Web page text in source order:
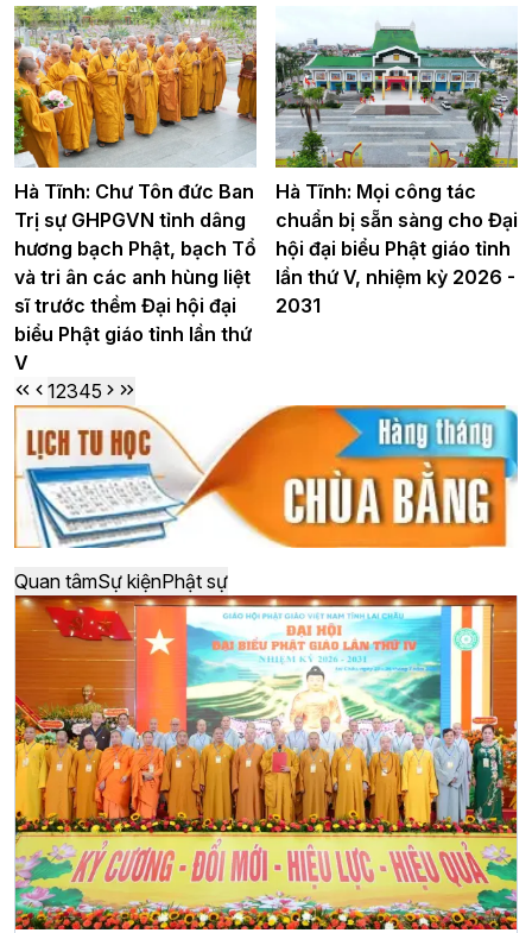
Hà Tĩnh: Chư Tôn đức Ban
Trị sự GHPGVN tỉnh dâng
hương bạch Phật, bạch Tổ
và tri ân các anh hùng liệt
sĩ trước thềm Đại hội đại
biểu Phật giáo tỉnh lần thứ
V
Hà Tĩnh: Mọi công tác
chuẩn bị sẵn sàng cho Đại
hội đại biểu Phật giáo tỉnh
lần thứ V, nhiệm kỳ 2026 -
2031
12345
Quan tâmSự kiệnPhật sự